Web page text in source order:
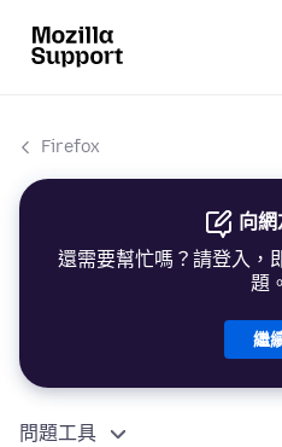
Firefox
向網
還需要幫忙嗎？請登入，
題。
繼
問題工具